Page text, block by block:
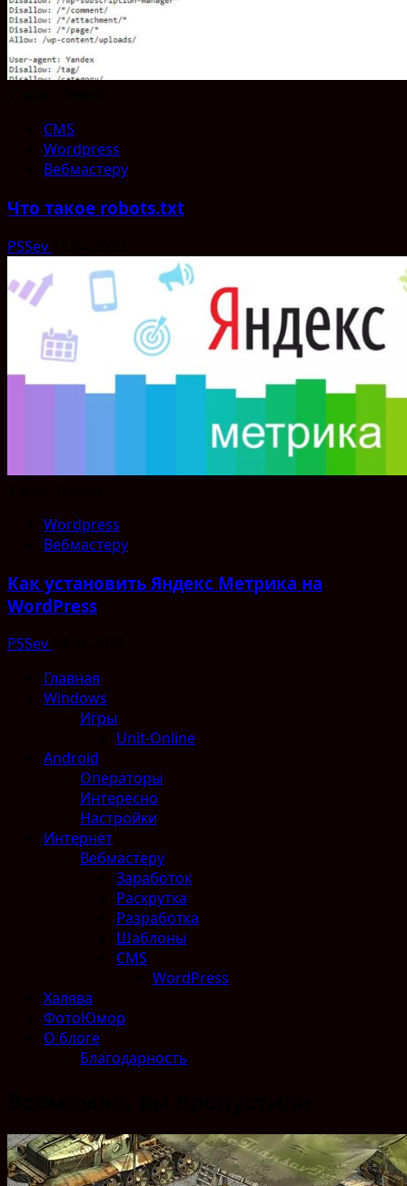
CMS
Wordpress
Вебмастеру
Что такое robots.txt
PSSev
Wordpress
Вебмастеру
Как установить Яндекс Метрика на
WordPress
PSSev
Главная
Windows
Игры
Unit-Online
Android
Операторы
Интересно
Настройки
Интернет
Вебмастеру
Заработок
Раскрутка
Разработка
Шаблоны
CMS
WordPress
Халява
ФотоЮмор
О блоге
Благодарность